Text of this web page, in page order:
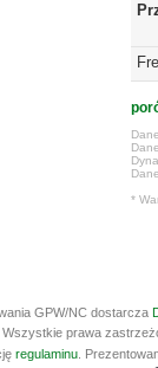
*
GPW/NC dostarcza
prawa
regulaminu .